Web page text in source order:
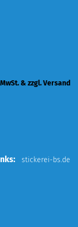
& zzgl. Versand
stickerei-bs.de